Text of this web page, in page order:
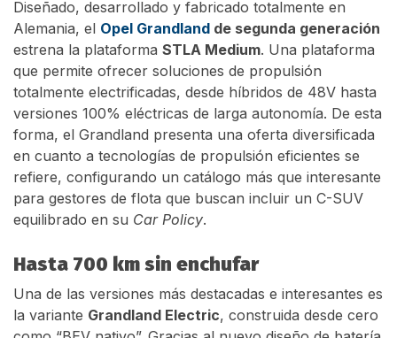
Diseñado, desarrollado y fabricado totalmente en
Alemania, el Opel Grandland de segunda generación
estrena la plataforma STLA Medium. Una plataforma
que permite ofrecer soluciones de propulsión
totalmente electrificadas, desde híbridos de 48V hasta
versiones 100% eléctricas de larga autonomía. De esta
forma, el Grandland presenta una oferta diversificada
en cuanto a tecnologías de propulsión eficientes se
refiere, configurando un catálogo más que interesante
para gestores de flota que buscan incluir un C-SUV
equilibrado en su Car Policy.
Hasta 700 km sin enchufar
Una de las versiones más destacadas e interesantes es
la variante Grandland Electric, construida desde cero